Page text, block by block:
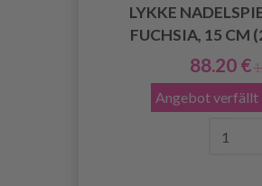
LYKKE
FUCHSIA, 15 CM
88.20 €
Angebot verfällt